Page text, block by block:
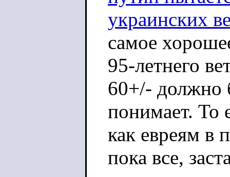
украинских
самое
95-летнего
60+/- должно
понимает. То
как евреям в
пока все,